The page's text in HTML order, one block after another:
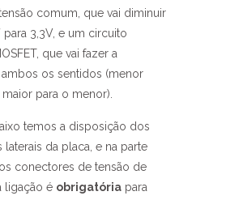
comum, que vai diminuir
para 3,3V, e um circuito
que vai fazer a
os sentidos (menor
para o menor).
temos a disposição dos
laterais da placa, e na parte
conectores de tensão de
ligação é obrigatória para